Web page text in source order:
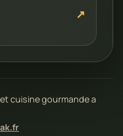
↗
et cuisine gourmande a